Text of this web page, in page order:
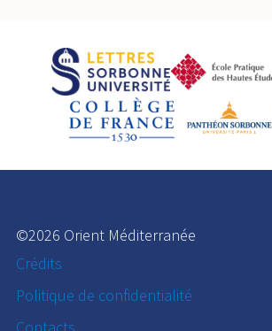
©2026 Orient Méditerranée
Crédits
Politique de confidentialité
Contacts